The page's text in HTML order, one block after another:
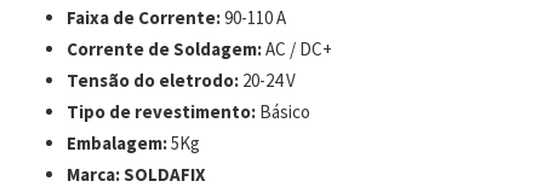
Faixa de Corrente:90-110 A
Corrente de Soldagem:AC / DC+
Tensão do eletrodo: 20-24 V
Tipo de revestimento: Básico
Embalagem:5Kg
Marca:SOLDAFIX